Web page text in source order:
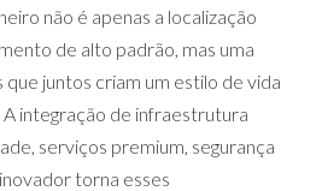
não é apenas a localização
de alto padrão, mas uma
juntos criam um estilo de vida
integração de infraestrutura
serviços premium, segurança
torna esses